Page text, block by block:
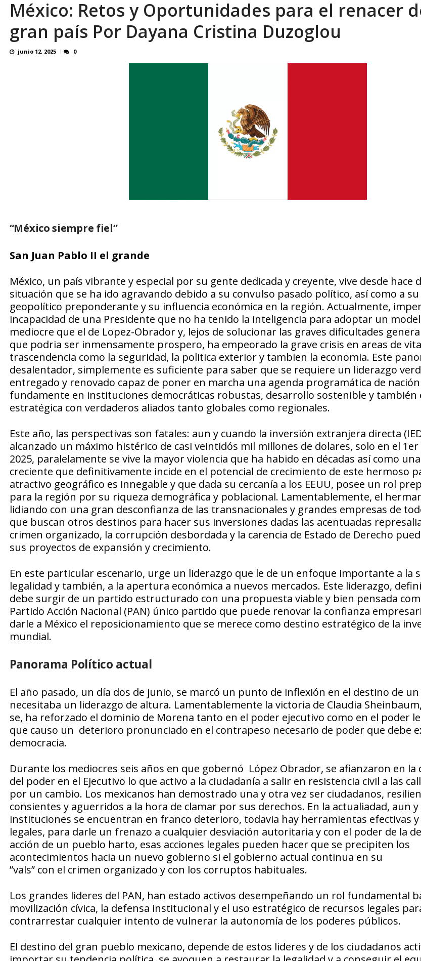
¿QUE PROTEGES TU? Por: Miguel Ángel León R AGOSTO 8, 2026
México: Retos y Oportunidades para el renacer
gran país Por Dayana Cristina Duzoglou
junio 12, 2025 0
“México siempre fiel”
San Juan Pablo II el grande
México, un país vibrante y especial por su gente dedicada y creyente, vive desde hace
situación que se ha ido agravando debido a su convulso pasado político, así como a
geopolítico preponderante y su influencia económica en la región. Actualmente,
incapacidad de una Presidente que no ha tenido la inteligencia para adoptar un
mediocre que el de Lopez-Obrador y, lejos de solucionar las graves dificultades
que podria ser inmensamente prospero, ha empeorado la grave crisis en areas de
trascendencia como la seguridad, la politica exterior y tambien la economia. Este
desalentador, simplemente es suficiente para saber que se requiere un liderazgo
entregado y renovado capaz de poner en marcha una agenda programática de
fundamente en instituciones democráticas robustas, desarrollo sostenible y también
estratégica con verdaderos aliados tanto globales como regionales.
Este año, las perspectivas son fatales: aun y cuando la inversión extranjera directa
alcanzado un máximo histérico de casi veintidós mil millones de dolares, solo en el
2025, paralelamente se vive la mayor violencia que ha habido en décadas así como
creciente que definitivamente incide en el potencial de crecimiento de este hermoso
atractivo geográfico es innegable y que dada su cercanía a los EEUU, posee un rol
para la región por su riqueza demográfica y poblacional. Lamentablemente, el
lidiando con una gran desconfianza de las transnacionales y grandes empresas de
que buscan otros destinos para hacer sus inversiones dadas las acentuadas
crimen organizado, la corrupción desbordada y la carencia de Estado de Derecho
sus proyectos de expansión y crecimiento.
En este particular escenario, urge un liderazgo que le de un enfoque importante a la
legalidad y también, a la apertura económica a nuevos mercados. Este liderazgo,
debe surgir de un partido estructurado con una propuesta viable y bien pensada
Partido Acción Nacional (PAN) único partido que puede renovar la confianza
darle a México el reposicionamiento que se merece como destino estratégico de la
mundial.
Panorama Político actual
El año pasado, un día dos de junio, se marcó un punto de inflexión en el destino de
necesitaba un liderazgo de altura. Lamentablemente la victoria de Claudia
se, ha reforzado el dominio de Morena tanto en el poder ejecutivo como en el poder
que causo un deterioro pronunciado en el contrapeso necesario de poder que debe
democracia.
Durante los mediocres seis años en que gobernó López Obrador, se afianzaron en la
del poder en el Ejecutivo lo que activo a la ciudadanía a salir en resistencia civil a las
por un cambio. Los mexicanos han demostrado una y otra vez ser ciudadanos,
consientes y aguerridos a la hora de clamar por sus derechos. En la actualiadad, aun
instituciones se encuentran en franco deterioro, todavia hay herramientas efectivas
legales, para darle un frenazo a cualquier desviación autoritaria y con el poder de la
acción de un pueblo harto, esas acciones legales pueden hacer que se precipiten los
acontecimientos hacia un nuevo gobierno si el gobierno actual continua en su
”vals” con el crimen organizado y con los corruptos habituales.
Los grandes lideres del PAN, han estado activos desempeñando un rol fundamental
movilización cívica, la defensa institucional y el uso estratégico de recursos legales
contrarrestar cualquier intento de vulnerar la autonomía de los poderes públicos.
El destino del gran pueblo mexicano, depende de estos lideres y de los ciudadanos